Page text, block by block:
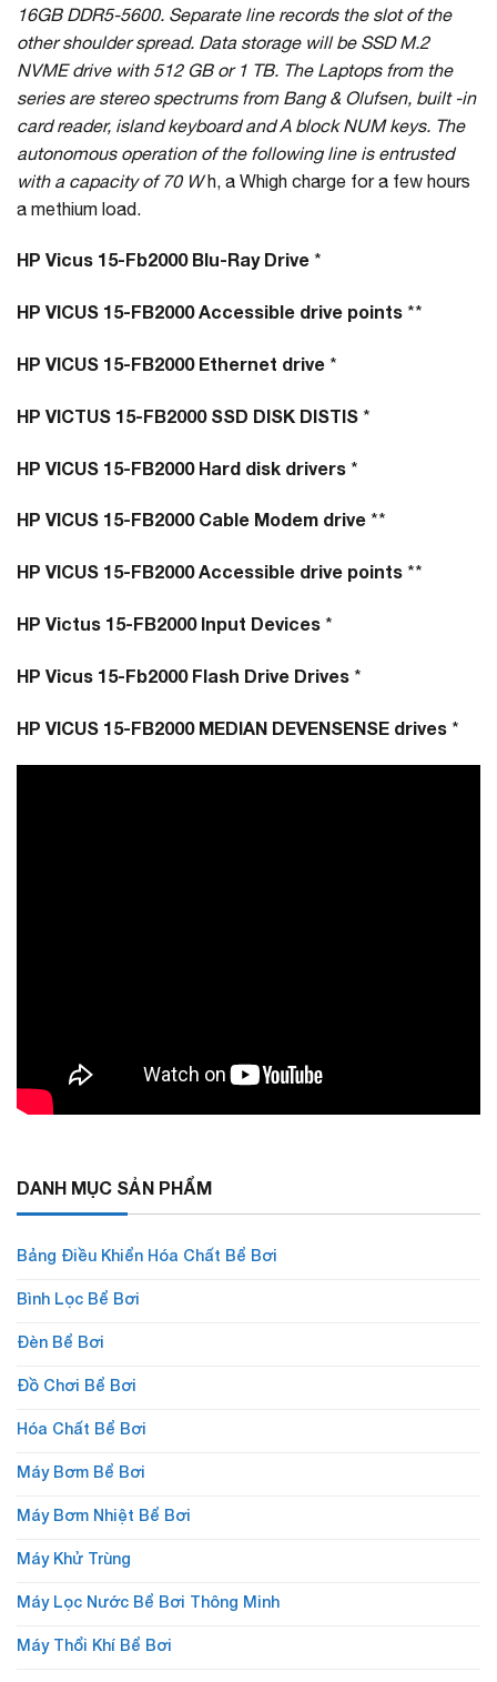
16GB DDR5-5600. Separate line records the slot of the
other shoulder spread. Data storage will be SSD M.2
NVME drive with 512 GB or 1 TB. The Laptops from the
series are stereo spectrums from Bang & Olufsen, built -in
card reader, island keyboard and A block NUM keys. The
autonomous operation of the following line is entrusted
with a capacity of 70 Wh, a Whigh charge for a few hours
a methium load.
HP Vicus 15-Fb2000 Blu-Ray Drive *
HP VICUS 15-FB2000 Accessible drive points **
HP VICUS 15-FB2000 Ethernet drive *
HP VICTUS 15-FB2000 SSD DISK DISTIS *
HP VICUS 15-FB2000 Hard disk drivers *
HP VICUS 15-FB2000 Cable Modem drive **
HP VICUS 15-FB2000 Accessible drive points **
HP Victus 15-FB2000 Input Devices *
HP Vicus 15-Fb2000 Flash Drive Drives *
HP VICUS 15-FB2000 MEDIAN DEVENSENSE drives *
DANH MỤC SẢN PHẨM
Bảng Điều Khiển Hóa Chất Bể Bơi
Bình Lọc Bể Bơi
Đèn Bể Bơi
Đồ Chơi Bể Bơi
Hóa Chất Bể Bơi
Máy Bơm Bể Bơi
Máy Bơm Nhiệt Bể Bơi
Máy Khử Trùng
Máy Lọc Nước Bể Bơi Thông Minh
Máy Thổi Khí Bể Bơi